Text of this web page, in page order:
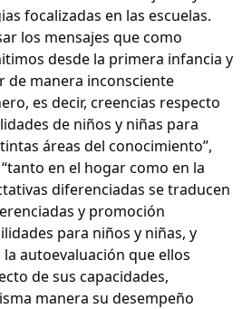
focalizadas en las escuelas.
los mensajes que como
desde la primera infancia y
de manera inconsciente
es decir, creencias respecto
de niños y niñas para
áreas del conocimiento”,
en el hogar como en la
diferenciadas se traducen
y promoción
para niños y niñas, y
autoevaluación que ellos
de sus capacidades,
manera su desempeño